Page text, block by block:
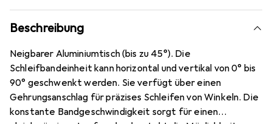
Beschreibung
Neigbarer Aluminiumtisch (bis zu 45°). Die
Schleifbandeinheit kann horizontal und vertikal von 0° bis
90° geschwenkt werden. Sie verfügt über einen
Gehrungsanschlag für präzises Schleifen von Winkeln. Die
konstante Bandgeschwindigkeit sorgt für einen